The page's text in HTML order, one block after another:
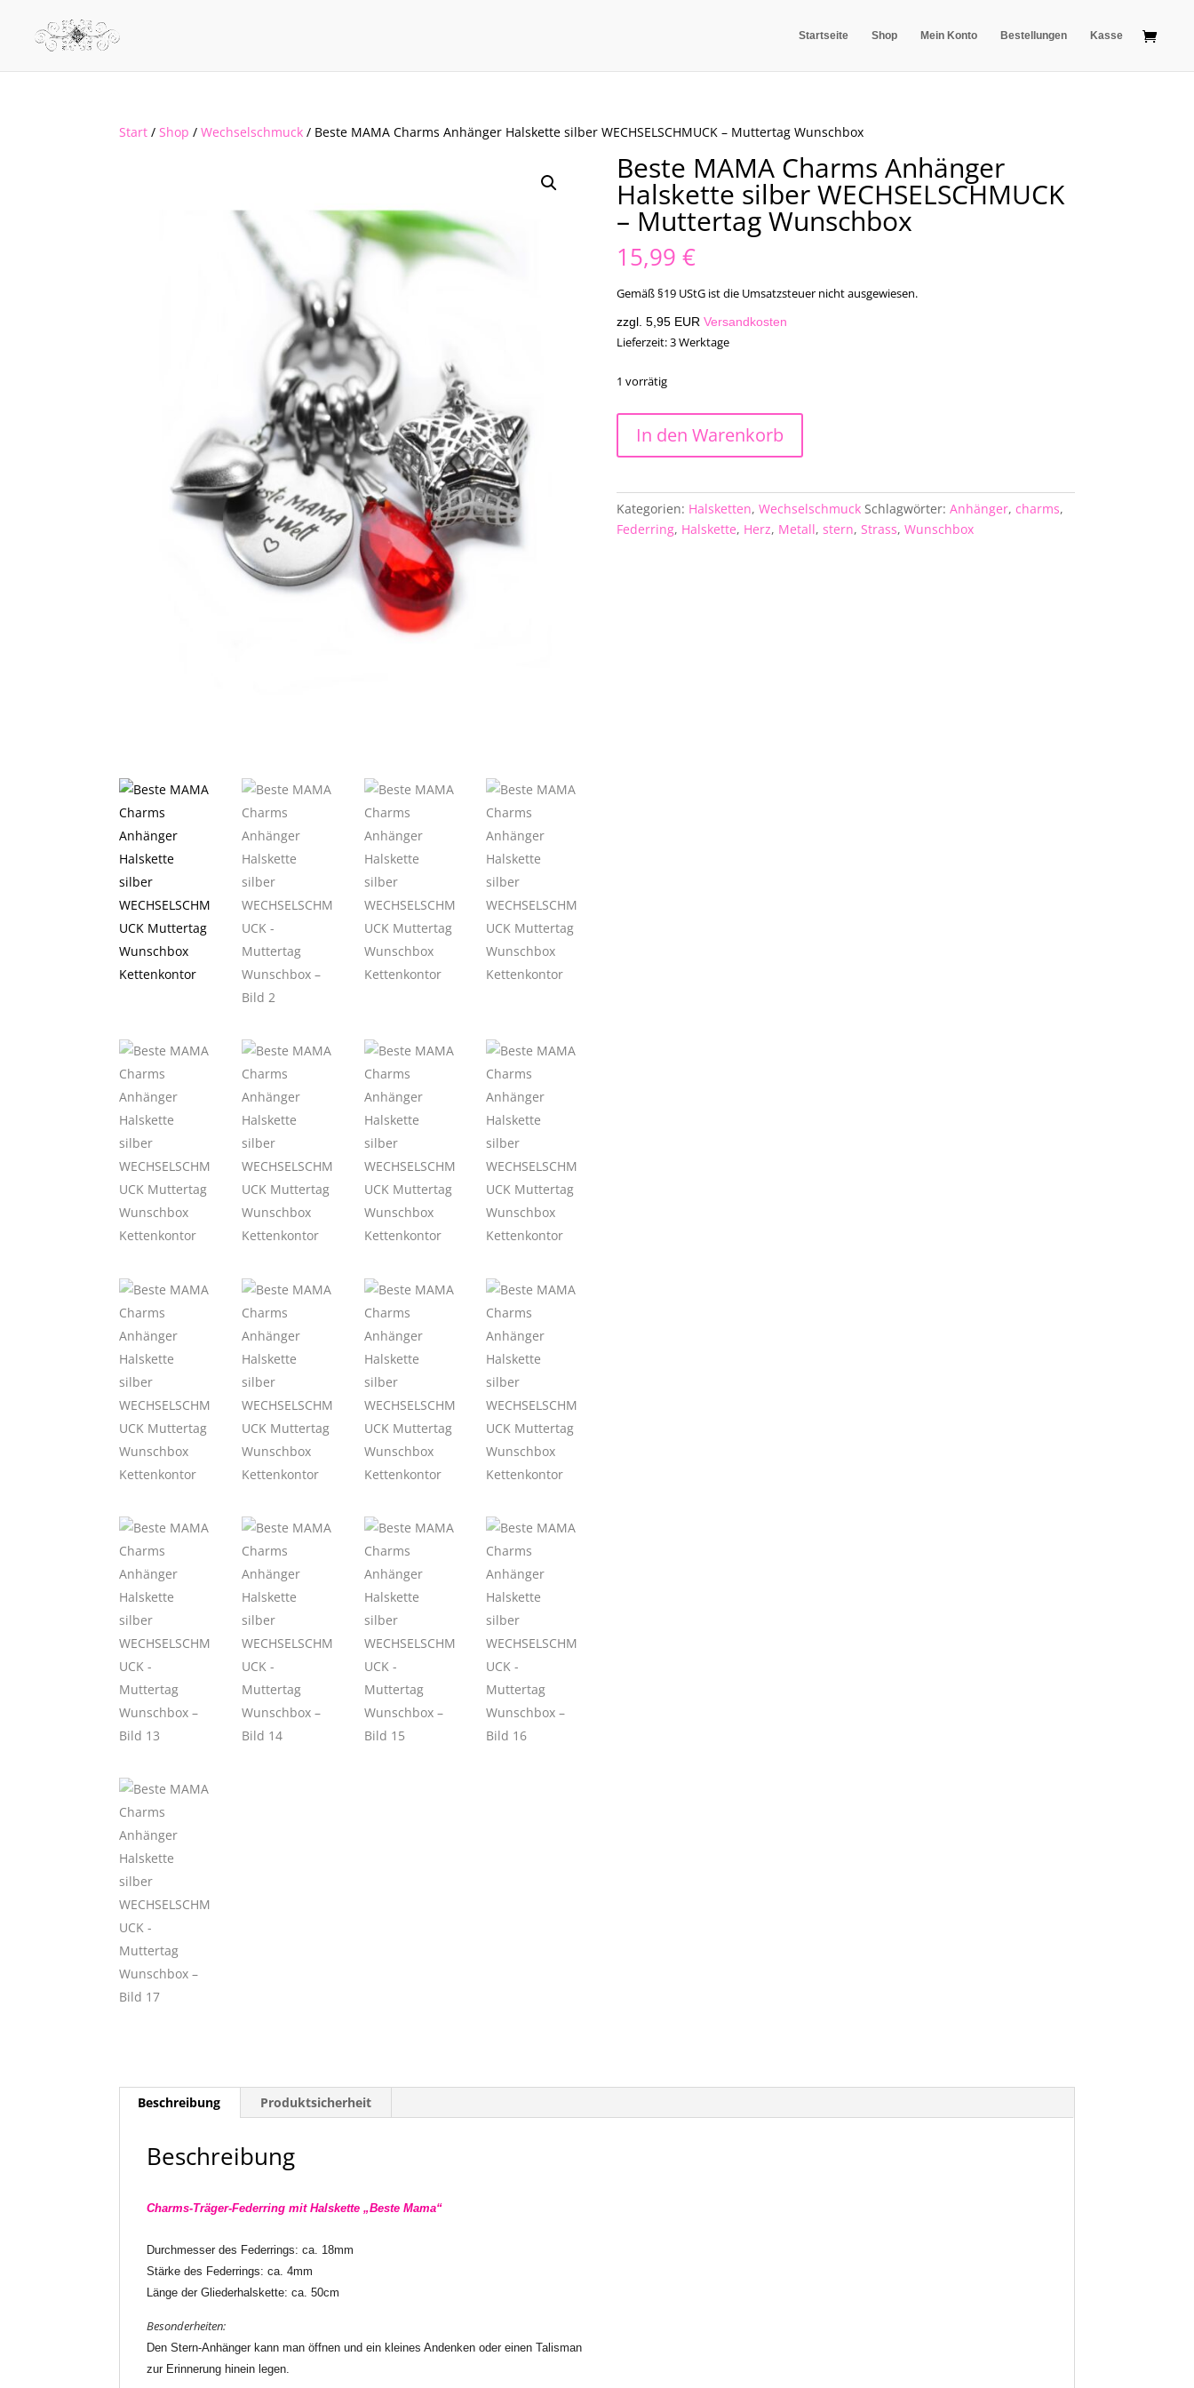
Startseite Shop Mein Konto Bestellungen Kasse
Start /Shop /Wechselschmuck / Beste MAMA Charms Anhänger Halskette silber WECHSELSCHMUCK – Muttertag Wunschbox
Beste MAMA Charms Anhänger
Halskette silber WECHSELSCHMUCK
– Muttertag Wunschbox
15,99 €
Gemäß §19 UStG ist die Umsatzsteuer nicht ausgewiesen.
zzgl. 5,95 EUR Versandkosten
Lieferzeit:3 Werktage
1 vorrätig
MAMA
Charms
Halskette
silber
In den Warenkorb
Kategorien: Halsketten, Wechselschmuck Schlagwörter: Anhänger, charms,
Federring, Halskette, Herz, Metall, stern, Strass, Wunschbox
Beschreibung Produktsicherheit
Beschreibung
Charms-Träger-Federring mit Halskette „Beste Mama“
Durchmesser des Federrings: ca. 18mm
Stärke des Federrings: ca. 4mm
Länge der Gliederhalskette: ca. 50cm
Besonderheiten:
Den Stern-Anhänger kann man öffnen und ein kleines Andenken oder einen Talisman
zur Erinnerung hinein legen.